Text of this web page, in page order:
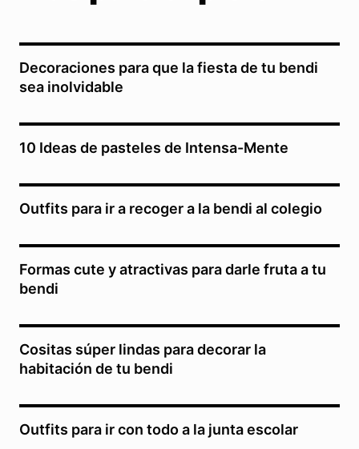
Decoraciones para que la fiesta de tu bendi
sea inolvidable
10 Ideas de pasteles de Intensa-Mente
Outfits para ir a recoger a la bendi al colegio
Formas cute y atractivas para darle fruta a tu
bendi
Cositas súper lindas para decorar la
habitación de tu bendi
Outfits para ir con todo a la junta escolar